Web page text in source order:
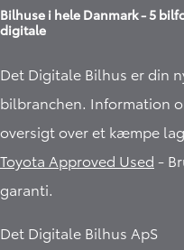
Bilhuse i hele Danmark - 5
digitale
Det Digitale Bilhus er din
bilbranchen. Information
oversigt over et kæmpe
Toyota Approved Used -
garanti.​
Det Digitale Bilhus ApS